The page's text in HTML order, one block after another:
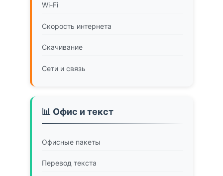
Wi-Fi
Скорость интернета
Скачивание
Сети и связь
📊 Офис и текст
Офисные пакеты
Перевод текста